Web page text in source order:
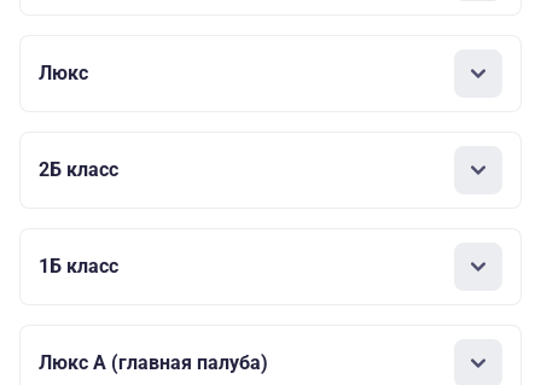
Люкс
2Б класс
1Б класс
Люкс А (главная палуба)